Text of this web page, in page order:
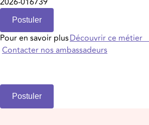
Postuler
Pour en savoir plusDécouvrir ce métier
Contacter nos ambassadeurs
Postuler